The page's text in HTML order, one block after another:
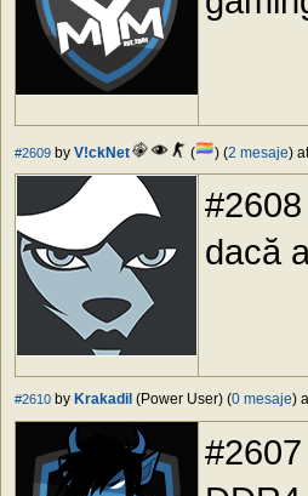
#2609 by V!ckNet ( ) (2 mesaje)
dacă
#2610 by Krakadil (Power User) (0 mesaje)